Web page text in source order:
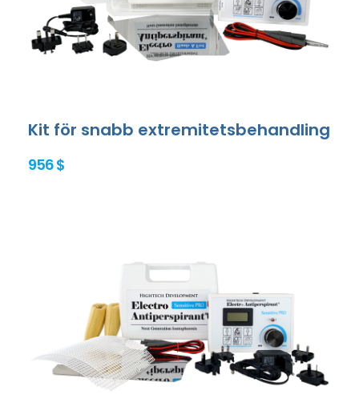
Kit för snabb extremitetsbehandling
956 $